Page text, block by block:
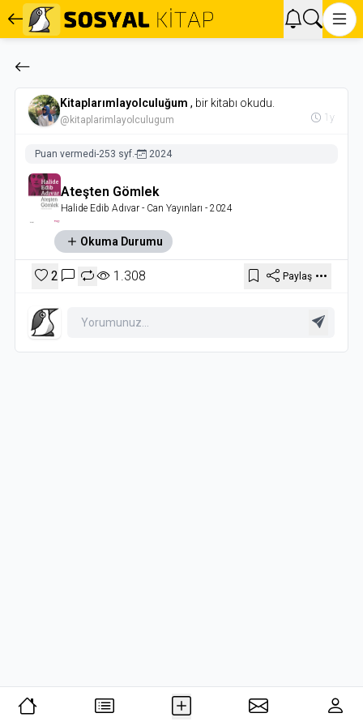
Kitaplarımlayolculuğum , bir kitabı okudu.
@kitaplarimlayolculugum 1y
Puan vermedi-253 syf.- 2024
Ateşten Gömlek
Halide Edib Adıvar- Can Yayınları - 2024
Okuma Durumu
2 1.308 Paylaş